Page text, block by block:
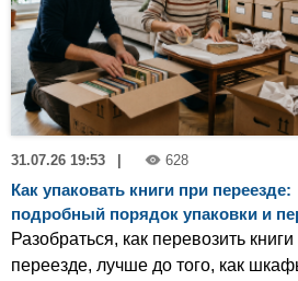
31.07.26 19:53 628
Как упаковать книги при переезде:
подробный порядок упаковки и
Разобраться, как перевозить
переезде, лучше до того, как